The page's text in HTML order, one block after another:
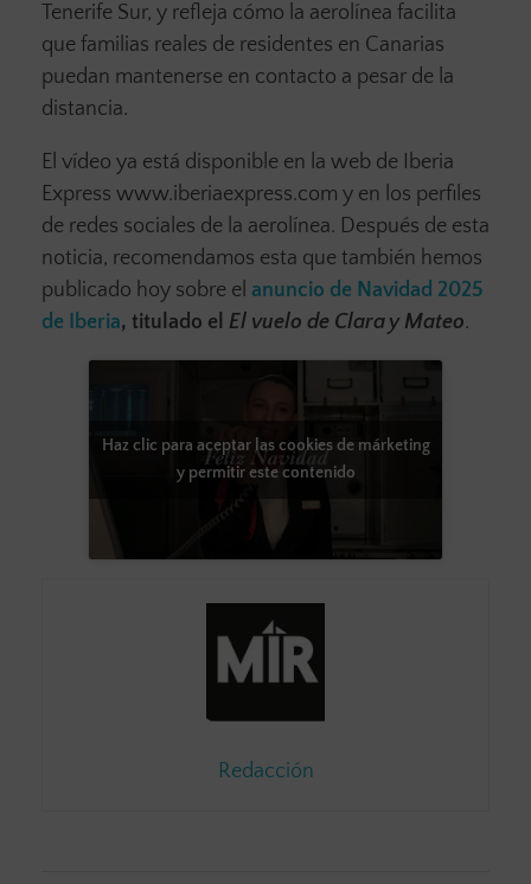
Tenerife Sur, y refleja cómo la aerolínea facilita
que familias reales de residentes en Canarias
puedan mantenerse en contacto a pesar de la
distancia.
El vídeo ya está disponible en la web de Iberia
Express www.iberiaexpress.com y en los perfiles
de redes sociales de la aerolínea. Después de esta
noticia, recomendamos esta que también hemos
publicado hoy sobre el anuncio de Navidad 2025
de Iberia, titulado el El vuelo de Clara y Mateo.
Haz clic para aceptar las cookies de márketing
y permitir este contenido
Redacción